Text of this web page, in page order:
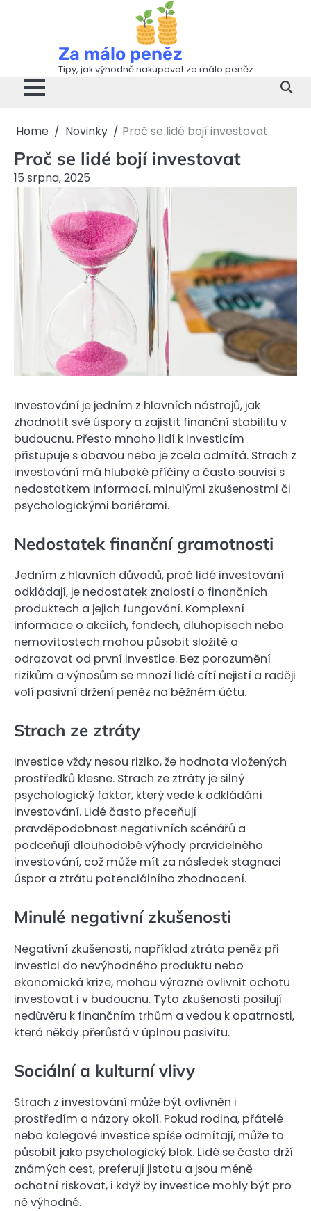
Za málo peněz
Tipy, jak výhodně nakupovat za málo peněz
Home Novinky Proč se lidé bojí investovat
Proč se lidé bojí investovat
15 srpna, 2025
Investování je jedním z hlavních nástrojů, jak
zhodnotit své úspory a zajistit finanční stabilitu v
budoucnu. Přesto mnoho lidí k investicím
přistupuje s obavou nebo je zcela odmítá. Strach z
investování má hluboké příčiny a často souvisí s
nedostatkem informací, minulými zkušenostmi či
psychologickými bariérami.
Nedostatek finanční gramotnosti
Jedním z hlavních důvodů, proč lidé investování
odkládají, je nedostatek znalostí o finančních
produktech a jejich fungování. Komplexní
informace o akciích, fondech, dluhopisech nebo
nemovitostech mohou působit složitě a
odrazovat od první investice. Bez porozumění
rizikům a výnosům se mnozí lidé cítí nejistí a raději
volí pasivní držení peněz na běžném účtu.
Strach ze ztráty
Investice vždy nesou riziko, že hodnota vložených
prostředků klesne. Strach ze ztráty je silný
psychologický faktor, který vede k odkládání
investování. Lidé často přeceňují
pravděpodobnost negativních scénářů a
podceňují dlouhodobé výhody pravidelného
investování, což může mít za následek stagnaci
úspor a ztrátu potenciálního zhodnocení.
Minulé negativní zkušenosti
Negativní zkušenosti, například ztráta peněz při
investici do nevýhodného produktu nebo
ekonomická krize, mohou výrazně ovlivnit ochotu
investovat i v budoucnu. Tyto zkušenosti posilují
nedůvěru k finančním trhům a vedou k opatrnosti,
která někdy přerůstá v úplnou pasivitu.
Sociální a kulturní vlivy
Strach z investování může být ovlivněn i
prostředím a názory okolí. Pokud rodina, přátelé
nebo kolegové investice spíše odmítají, může to
působit jako psychologický blok. Lidé se často drží
známých cest, preferují jistotu a jsou méně
ochotní riskovat, i když by investice mohly být pro
ně výhodné.